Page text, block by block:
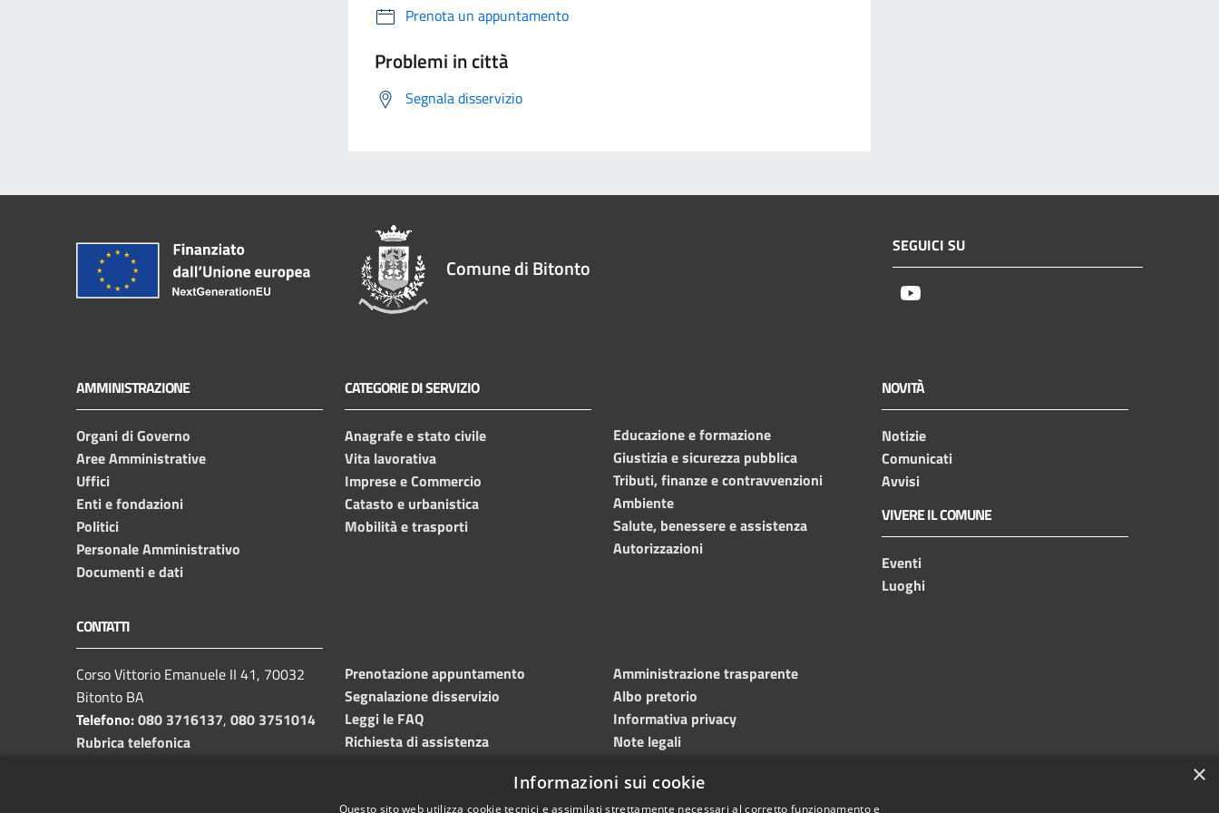
Prenota un appuntamento
Problemi in città
Segnala disservizio
Comune di Bitonto
SEGUICI SU
AMMINISTRAZIONE
Organi di Governo
Aree Amministrative
Uffici
Enti e fondazioni
Politici
Personale Amministrativo
Documenti e dati
CATEGORIE DI SERVIZIO
Anagrafe e stato civile
Vita lavorativa
Imprese e Commercio
Catasto e urbanistica
Mobilità e trasporti
Educazione e formazione
Giustizia e sicurezza pubblica
Tributi, finanze e contravvenzioni
Ambiente
Salute, benessere e assistenza
Autorizzazioni
NOVITÀ
Notizie
Comunicati
Avvisi
VIVERE IL COMUNE
Eventi
Luoghi
CONTATTI
Corso Vittorio Emanuele II 41, 70032
Bitonto BA
Telefono:080 3716137, 080 3751014
Rubrica telefonica
Prenotazione appuntamento
Segnalazione disservizio
Leggi le FAQ
Richiesta di assistenza
Amministrazione trasparente
Albo pretorio
Informativa privacy
Note legali
Meccanismo di feedback
×
Informazioni sui cookie
Questo sito web utilizza cookie tecnici e assimilati strettamente necessari al corretto funzionamento e